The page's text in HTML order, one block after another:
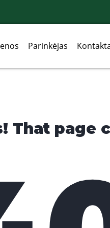
Parinkėjas
That page